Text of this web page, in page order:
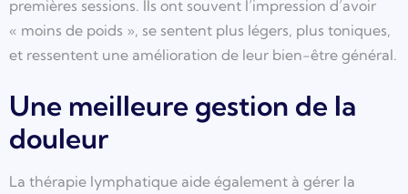
premières sessions. Ils ont souvent l’impression d’avoir
« moins de poids », se sentent plus légers, plus toniques,
et ressentent une amélioration de leur bien-être général.
Une meilleure gestion de la
douleur
La thérapie lymphatique aide également à gérer la